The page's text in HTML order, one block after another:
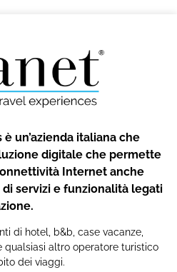
un’azienda italiana che
digitale che permette
Internet anche
di servizi e funzionalità legati
di hotel, b&b, case vacanze,
qualsiasi altro operatore turistico
dei viaggi.